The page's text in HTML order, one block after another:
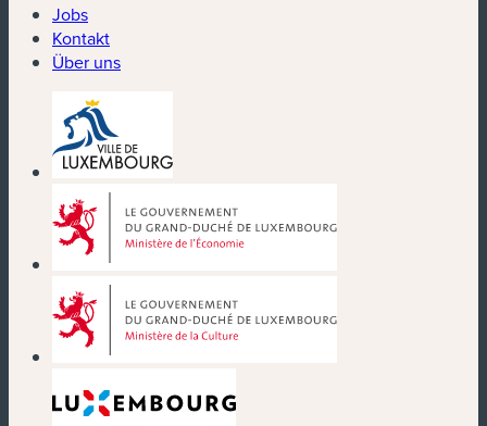
Jobs
Kontakt
Über uns